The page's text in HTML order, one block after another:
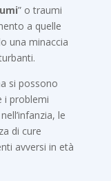
” o traumi
a quelle
una minaccia
si possono
i problemi
le
di cure
avversi in età